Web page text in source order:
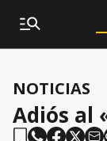
NOTICIAS
Adiós al